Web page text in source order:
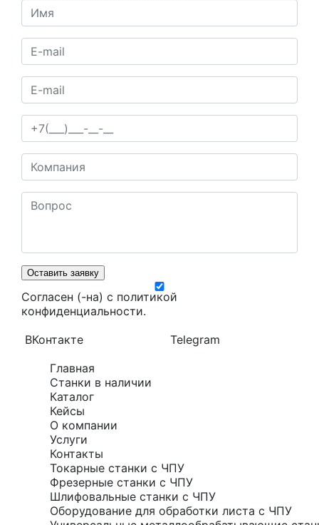
Оставить заявку
Согласен (-на) с политикой
конфиденциальности.
ВКонтакте
Telegram
Главная
Станки в наличии
Каталог
Кейсы
О компании
Услуги
Контакты
Токарные станки с ЧПУ
Фрезерные станки с ЧПУ
Шлифовальные станки с ЧПУ
Оборудование для обработки листа с ЧПУ